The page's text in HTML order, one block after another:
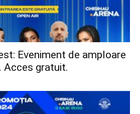
Eveniment de amploare
Acces gratuit.